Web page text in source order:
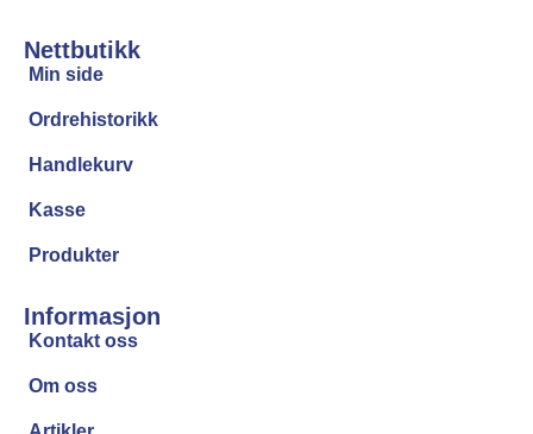
Nettbutikk
Min side
Ordrehistorikk
Handlekurv
Kasse
Produkter
Informasjon
Kontakt oss
Om oss